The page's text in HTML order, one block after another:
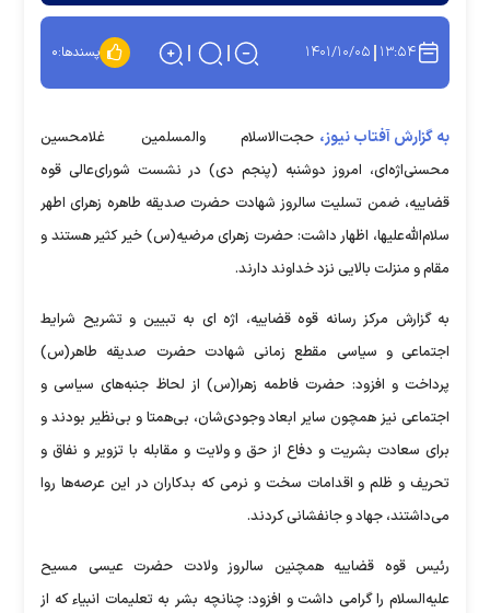
۱۳:۵۴ ۱۴۰۱/۱۰/۰۵ پسندها:۰
به گزارش آفتاب نیوز، حجت‌الاسلام والمسلمین غلامحسین
محسنی‌اژه‌ای، امروز دوشنبه (پنجم دی) در نشست شورای‌عالی قوه
قضاییه، ضمن تسلیت سالروز شهادت حضرت صدیقه طاهره زهرای اطهر
سلام‌الله‌علیها، اظهار داشت: حضرت زهرای مرضیه(س) خیر کثیر هستند و
مقام و منزلت بالایی نزد خداوند دارند.
به گزارش مرکز رسانه قوه قضاییه، اژه ای به تبیین و تشریح شرایط
اجتماعی و سیاسی مقطع زمانی شهادت حضرت صدیقه طاهر(س)
پرداخت و افزود: حضرت فاطمه زهرا(س) از لحاظ جنبه‌های سیاسی و
اجتماعی نیز همچون سایر ابعاد وجودی‌شان، بی‌همتا و بی‌نظیر بودند و
برای سعادت بشریت و دفاع از حق و ولایت و مقابله با تزویر و نفاق و
تحریف و ظلم و اقدامات سخت و نرمی که بدکاران در این عرصه‌ها روا
می‌داشتند، جهاد و جانفشانی کردند.
رئیس قوه قضاییه همچنین سالروز ولادت حضرت عیسی مسیح
علیه‌السلام را گرامی داشت و افزود: چنانچه بشر به تعلیمات انبیاء که از